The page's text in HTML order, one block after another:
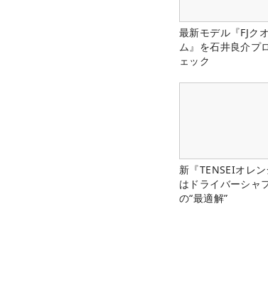
最新モデル『FJク
ム』を石井良介プ
ェック
新『TENSEIオレン
はドライバーシャ
の“最適解”